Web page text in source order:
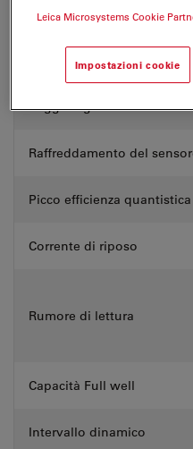
Intervallo di esposizione
Fotogrammi al secondo
Triggering
Raffreddamento del
Picco efficienza quantistica
Corrente di riposo
Rumore di lettura
Capacità Full well
Intervallo dinamico
Leica Microsystems Cookie
Impostazioni cookie